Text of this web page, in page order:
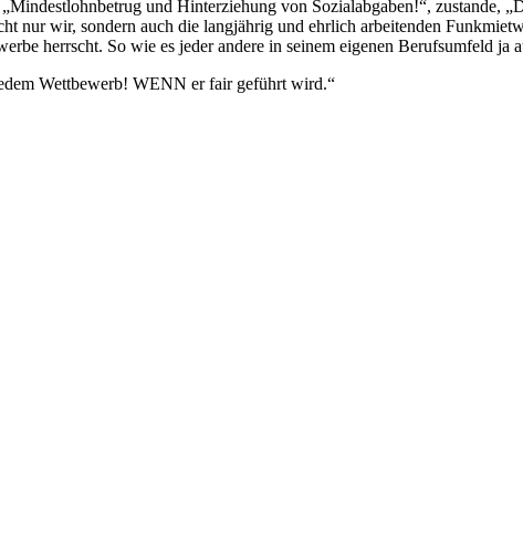
und Hinterziehung von Sozialabgaben!“,
nur wir, sondern auch die langjährig und ehrlich arbeitenden
herrscht. So wie es jeder andere in seinem eigenen Berufsumfeld ja
Wettbewerb! WENN er fair geführt wird.“